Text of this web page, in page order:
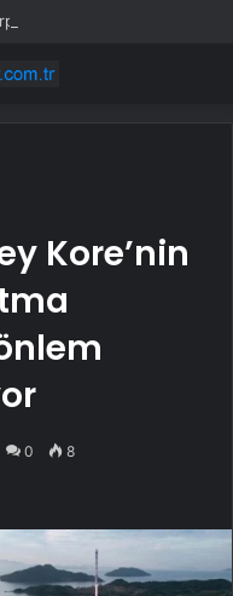
ziyaret
Kore’nin
0 8